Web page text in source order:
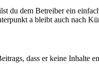
du dem Betreiber ein
a bleibt auch nach
dass er keine Inhalte